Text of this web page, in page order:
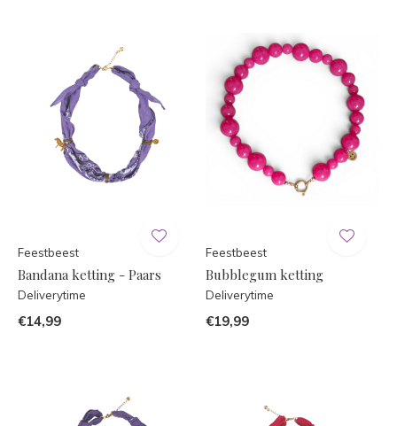
Feestbeest
Bandana ketting - Paars
Deliverytime
€14,99
Feestbeest
Bubblegum ketting
Deliverytime
€19,99